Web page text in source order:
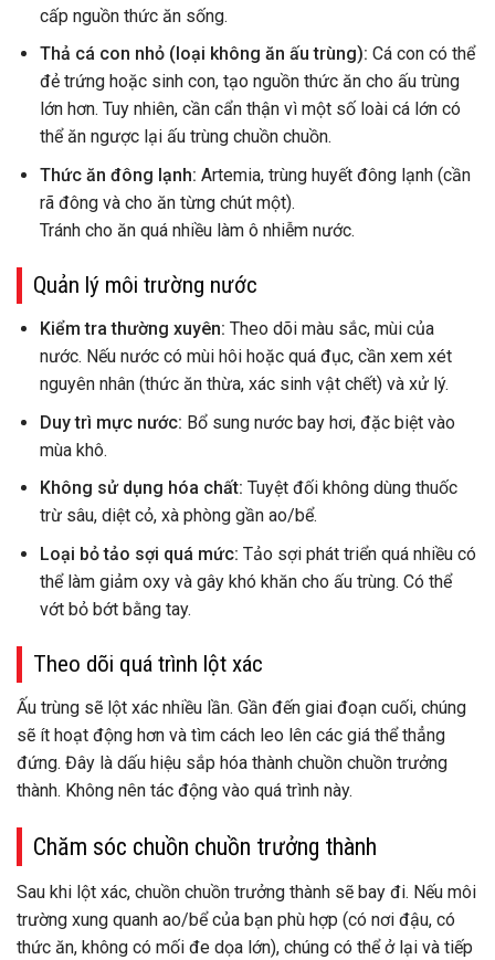
cấp nguồn thức ăn sống.
Thả cá con nhỏ (loại không ăn ấu trùng): Cá con có thể
đẻ trứng hoặc sinh con, tạo nguồn thức ăn cho ấu trùng
lớn hơn. Tuy nhiên, cần cẩn thận vì một số loài cá lớn có
thể ăn ngược lại ấu trùng chuồn chuồn.
Thức ăn đông lạnh: Artemia, trùng huyết đông lạnh (cần
rã đông và cho ăn từng chút một).
Tránh cho ăn quá nhiều làm ô nhiễm nước.
Quản lý môi trường nước
Kiểm tra thường xuyên: Theo dõi màu sắc, mùi của
nước. Nếu nước có mùi hôi hoặc quá đục, cần xem xét
nguyên nhân (thức ăn thừa, xác sinh vật chết) và xử lý.
Duy trì mực nước: Bổ sung nước bay hơi, đặc biệt vào
mùa khô.
Không sử dụng hóa chất: Tuyệt đối không dùng thuốc
trừ sâu, diệt cỏ, xà phòng gần ao/bể.
Loại bỏ tảo sợi quá mức: Tảo sợi phát triển quá nhiều có
thể làm giảm oxy và gây khó khăn cho ấu trùng. Có thể
vớt bỏ bớt bằng tay.
Theo dõi quá trình lột xác
Ấu trùng sẽ lột xác nhiều lần. Gần đến giai đoạn cuối, chúng
sẽ ít hoạt động hơn và tìm cách leo lên các giá thể thẳng
đứng. Đây là dấu hiệu sắp hóa thành chuồn chuồn trưởng
thành. Không nên tác động vào quá trình này.
Chăm sóc chuồn chuồn trưởng thành
Sau khi lột xác, chuồn chuồn trưởng thành sẽ bay đi. Nếu môi
trường xung quanh ao/bể của bạn phù hợp (có nơi đậu, có
thức ăn, không có mối đe dọa lớn), chúng có thể ở lại và tiếp